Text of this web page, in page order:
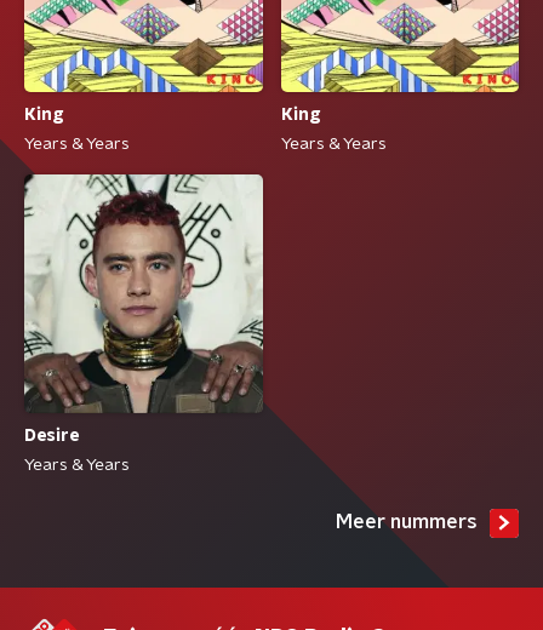
King
Years & Years
King
Years & Years
Desire
Years & Years
Meer nummers